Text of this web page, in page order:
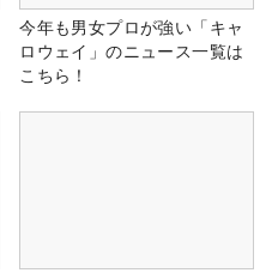
今年も男女プロが強い「キャ
ロウェイ」のニュース一覧は
こちら！